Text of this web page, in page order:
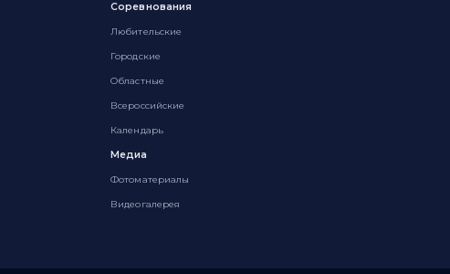
Соревнования
Любительские
Городские
Областные
Всероссийские
Календарь
Медиа
Фотоматериалы
Видеогалерея